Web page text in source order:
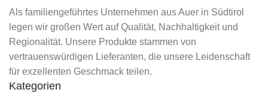
Als familiengeführtes Unternehmen aus Auer in Südtirol
legen wir großen Wert auf Qualität, Nachhaltigkeit und
Regionalität. Unsere Produkte stammen von
vertrauenswürdigen Lieferanten, die unsere Leidenschaft
für exzellenten Geschmack teilen.
Kategorien